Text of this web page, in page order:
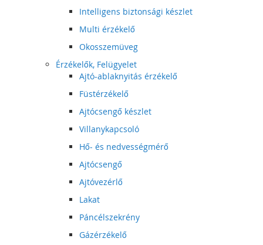
Intelligens biztonsági készlet
Multi érzékelő
Okosszemüveg
Érzékelők, Felügyelet
Ajtó-ablaknyitás érzékelő
Füstérzékelő
Ajtócsengő készlet
Villanykapcsoló
Hő- és nedvességmérő
Ajtócsengő
Ajtóvezérlő
Lakat
Páncélszekrény
Gázérzékelő